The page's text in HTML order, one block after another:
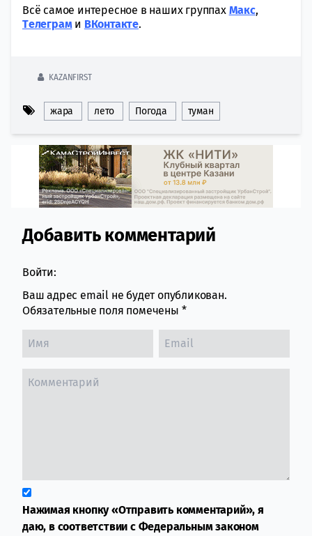
Всё самое интересное в наших группах Макс,
Tелеграми ВКонтакте.
KAZANFIRST
жара лето Погода туман
Comment section
Добавить комментарий
Войти:
Ваш адрес email не будет опубликован.
Обязательные поля помечены *
Нажимая кнопку «Отправить комментарий», я
даю, в соответствии с Федеральным законом